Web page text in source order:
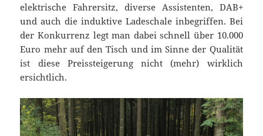
elektrische Fahrersitz, diverse Assistenten, DAB+
und auch die induktive Ladeschale inbegriffen. Bei
der Konkurrenz legt man dabei schnell über 10.000
Euro mehr auf den Tisch und im Sinne der Qualität
ist diese Preissteigerung nicht (mehr) wirklich
ersichtlich.